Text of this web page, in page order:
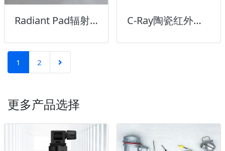
Radiant Pad辐射加热板 C-Ray陶瓷红外线加热板
1 2
更多产品选择